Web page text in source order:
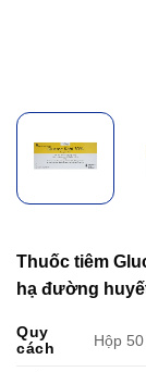
Thuốc tiêm
hạ đường
Quy
cách
Hộp